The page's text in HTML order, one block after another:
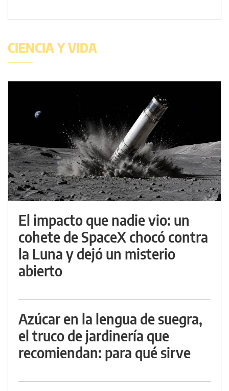
CIENCIA Y VIDA
El impacto que nadie vio: un
cohete de SpaceX chocó contra
la Luna y dejó un misterio
abierto
Azúcar en la lengua de suegra,
el truco de jardinería que
recomiendan: para qué sirve